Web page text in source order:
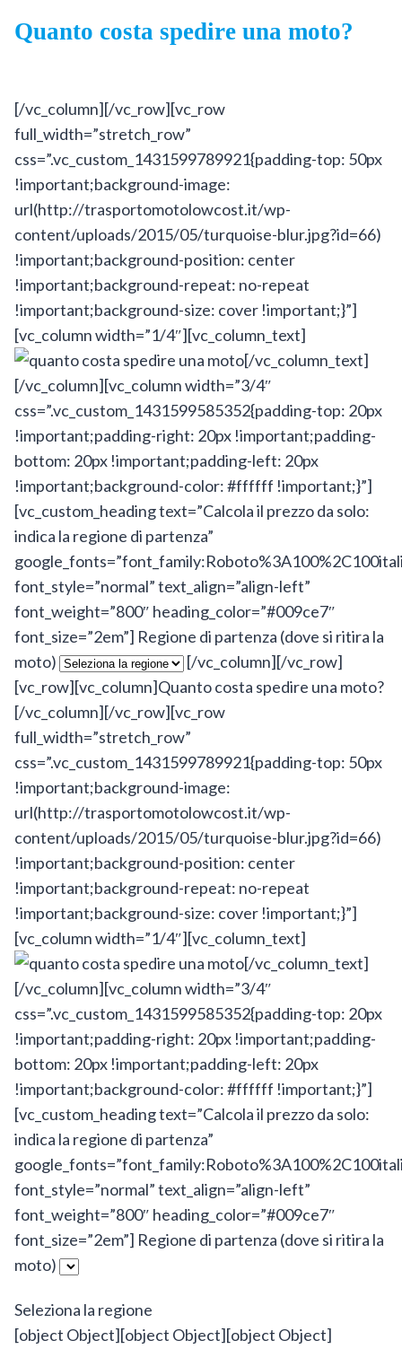
Quanto costa spedire una moto?
[/vc_column][/vc_row][vc_row
full_width=”stretch_row”
css=”.vc_custom_1431599789921{padding-top: 50px
!important;background-image:
url(http://trasportomotolowcost.it/wp-
content/uploads/2015/05/turquoise-blur.jpg?id=66)
!important;background-position: center
!important;background-repeat: no-repeat
!important;background-size: cover !important;}”]
[vc_column width=”1/4″][vc_column_text]
[/vc_column_text]
[/vc_column][vc_column width=”3/4″
css=”.vc_custom_1431599585352{padding-top: 20px
!important;padding-right: 20px !important;padding-
bottom: 20px !important;padding-left: 20px
!important;background-color: #ffffff !important;}”]
[vc_custom_heading text=”Calcola il prezzo da solo:
indica la regione di partenza”
font_style=”normal” text_align=”align-left”
font_weight=”800″ heading_color=”#009ce7″
font_size=”2em”] Regione di partenza (dove si ritira la
moto)
[/vc_column][/vc_row]
[vc_row][vc_column]Quanto costa spedire una moto?
[/vc_column][/vc_row][vc_row
full_width=”stretch_row”
css=”.vc_custom_1431599789921{padding-top: 50px
!important;background-image:
url(http://trasportomotolowcost.it/wp-
content/uploads/2015/05/turquoise-blur.jpg?id=66)
!important;background-position: center
!important;background-repeat: no-repeat
!important;background-size: cover !important;}”]
[vc_column width=”1/4″][vc_column_text]
[/vc_column_text]
[/vc_column][vc_column width=”3/4″
css=”.vc_custom_1431599585352{padding-top: 20px
!important;padding-right: 20px !important;padding-
bottom: 20px !important;padding-left: 20px
!important;background-color: #ffffff !important;}”]
[vc_custom_heading text=”Calcola il prezzo da solo:
indica la regione di partenza”
font_style=”normal” text_align=”align-left”
font_weight=”800″ heading_color=”#009ce7″
font_size=”2em”] Regione di partenza (dove si ritira la
moto)
Seleziona la regione